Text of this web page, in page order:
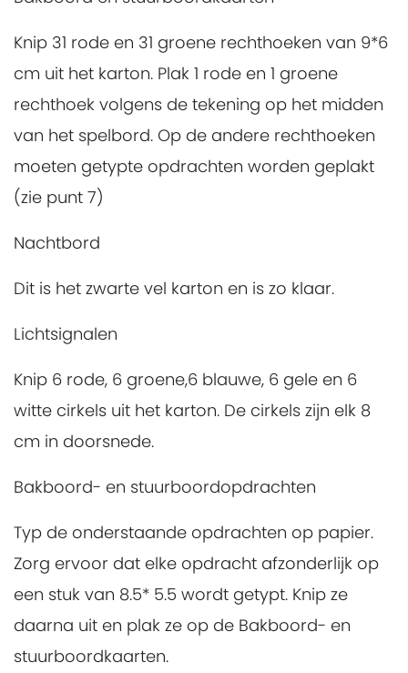
Knip 31 rode en 31 groene rechthoeken van 9*6
cm uit het karton. Plak 1 rode en 1 groene
rechthoek volgens de tekening op het midden
van het spelbord. Op de andere rechthoeken
moeten getypte opdrachten worden geplakt
(zie punt 7)
Nachtbord
Dit is het zwarte vel karton en is zo klaar.
Lichtsignalen
Knip 6 rode, 6 groene,6 blauwe, 6 gele en 6
witte cirkels uit het karton. De cirkels zijn elk 8
cm in doorsnede.
Bakboord- en stuurboordopdrachten
Typ de onderstaande opdrachten op papier.
Zorg ervoor dat elke opdracht afzonderlijk op
een stuk van 8.5* 5.5 wordt getypt. Knip ze
daarna uit en plak ze op de Bakboord- en
stuurboordkaarten.